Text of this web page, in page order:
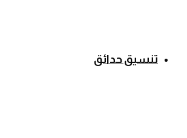
تنسيق حدائق